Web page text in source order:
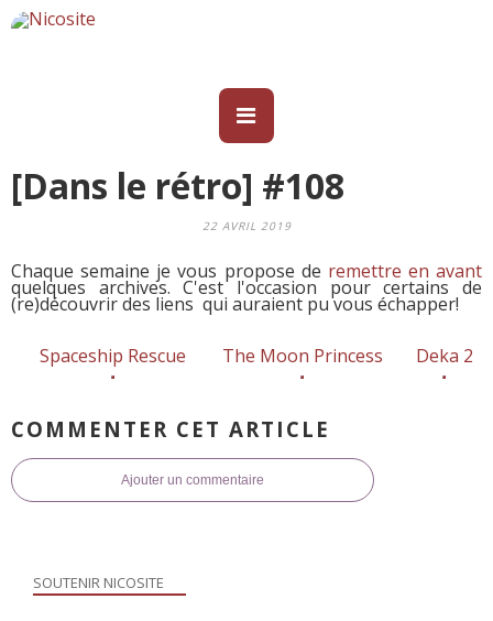
[Dans le rétro] #108
22 AVRIL 2019
Chaque semaine je vous propose de remettre en avant
quelques archives. C'est l'occasion pour certains de
(re)découvrir des liens qui auraient pu vous échapper!
Spaceship Rescue The Moon Princess Deka 2
COMMENTER CET ARTICLE
Ajouter un commentaire
SOUTENIR NICOSITE